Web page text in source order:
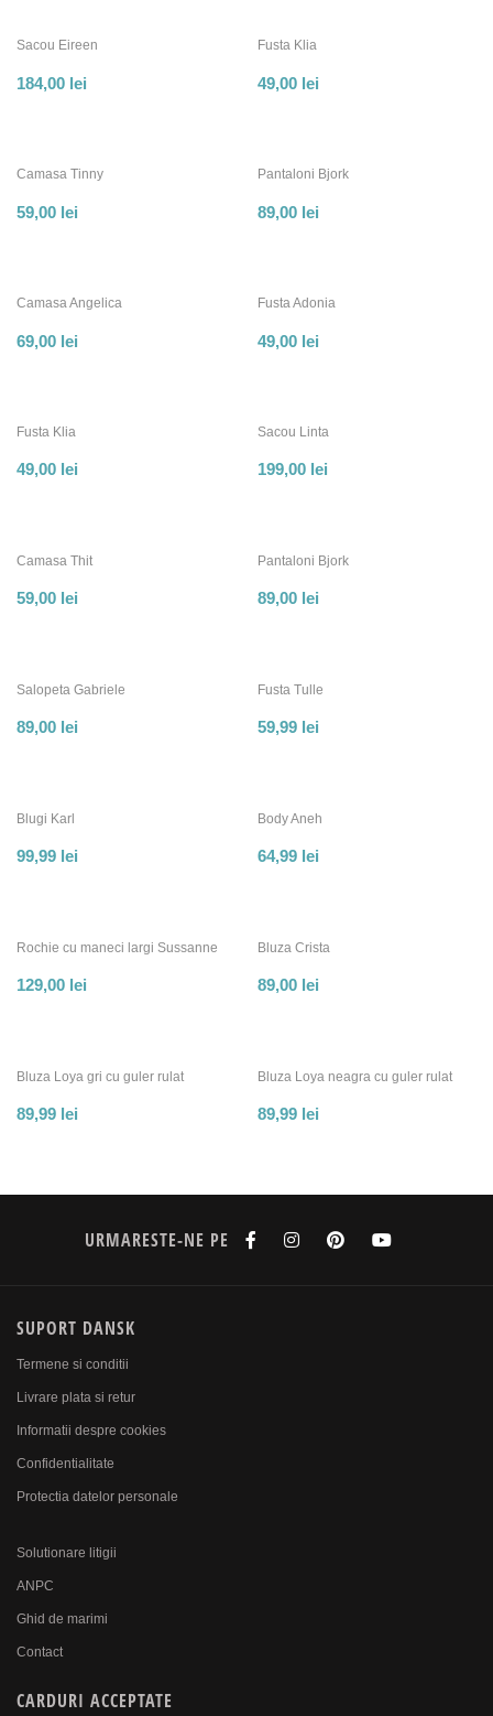
Sacou Eireen
184,00 lei
Fusta Klia
49,00 lei
Camasa Tinny
59,00 lei
Pantaloni Bjork
89,00 lei
Camasa Angelica
69,00 lei
Fusta Adonia
49,00 lei
Fusta Klia
49,00 lei
Sacou Linta
199,00 lei
Camasa Thit
59,00 lei
Pantaloni Bjork
89,00 lei
Salopeta Gabriele
89,00 lei
Fusta Tulle
59,99 lei
Blugi Karl
99,99 lei
Body Aneh
64,99 lei
Rochie cu maneci largi Sussanne
129,00 lei
Bluza Crista
89,00 lei
Bluza Loya gri cu guler rulat
89,99 lei
Bluza Loya neagra cu guler rulat
89,99 lei
URMARESTE-NE PE
SUPORT DANSK
Termene si conditii
Livrare plata si retur
Informatii despre cookies
Confidentialitate
Protectia datelor personale
Solutionare litigii
ANPC
Ghid de marimi
Contact
CARDURI ACCEPTATE